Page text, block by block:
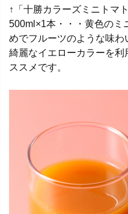
↑「十勝カラーズミニトマ
500ml×1本・・・黄色のミ
めでフルーツのような味わ
綺麗なイエローカラーを
ススメです。